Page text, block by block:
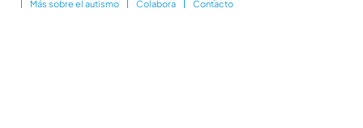
Más sobre el autismo Colabora Contacto